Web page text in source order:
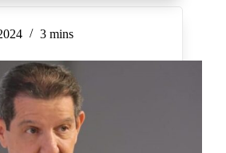
3 mins